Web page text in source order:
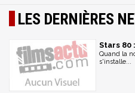
LES DERNIÈRES
Stars 80
Quand la
s'installe...